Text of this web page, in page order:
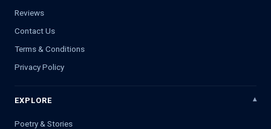
Reviews
Contact Us
Terms & Conditions
Privacy Policy
EXPLORE
Poetry & Stories